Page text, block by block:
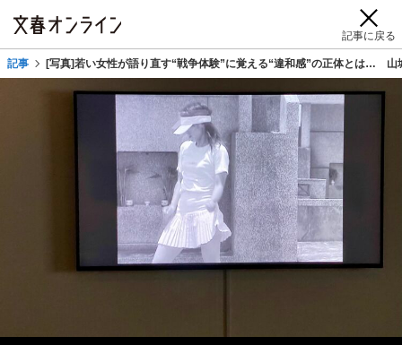
記事に戻る
記事 [写真]若い女性が語り直す“戦争体験”に覚える“違和感”の正体とは… 山